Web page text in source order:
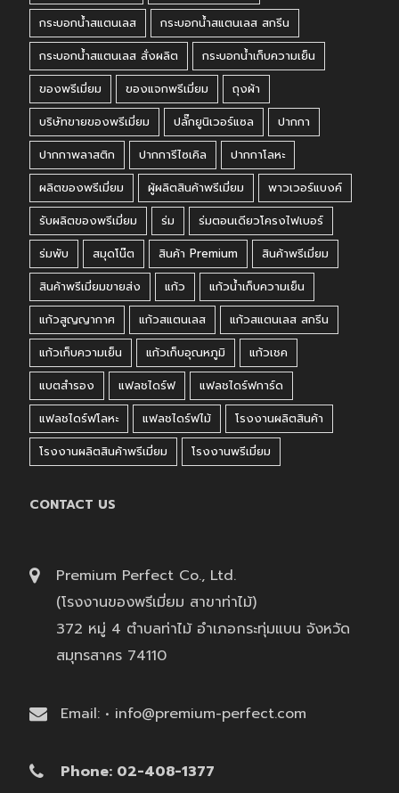
กระบอกน้ำสแตนเลส
กระบอกน้ำสแตนเลส สกรีน
กระบอกน้ำสแตนเลส สั่งผลิต
กระบอกน้ำเก็บความเย็น
ของพรีเมี่ยม
ของแจกพรีเมี่ยม
ถุงผ้า
บริษัทขายของพรีเมี่ยม
ปลั๊กยูนิเวอร์แซล
ปากกา
ปากกาพลาสติก
ปากการีไซเคิล
ปากกาโลหะ
ผลิตของพรีเมี่ยม
ผู้ผลิตสินค้าพรีเมี่ยม
พาวเวอร์แบงค์
รับผลิตของพรีเมี่ยม
ร่ม
ร่มตอนเดียวโครงไฟเบอร์
ร่มพับ
สมุดโน๊ต สินค้า Premium
สินค้าพรีเมี่ยม
สินค้าพรีเมี่ยมขายส่ง
แก้ว
แก้วน้ำเก็บความเย็น
แก้วสูญญากาศ
แก้วสแตนเลส
แก้วสแตนเลส สกรีน
แก้วเก็บความเย็น
แก้วเก็บอุณหภูมิ
แก้วเชค
แบตสำรอง
แฟลชไดร์ฟ
แฟลชไดร์ฟการ์ด
แฟลชไดร์ฟโลหะ
แฟลชไดร์ฟไม้
โรงงานผลิตสินค้า
โรงงานผลิตสินค้าพรีเมี่ยม
โรงงานพรีเมี่ยม
CONTACT US
Premium Perfect Co., Ltd.
(โรงงานของพรีเมี่ยม สาขาท่าไม้)
372 หมู่ 4 ตำบลท่าไม้ อำเภอกระทุ่มแบน จังหวัด
สมุทรสาคร 74110
Email: • info@premium-perfect.com
Phone: 02-408-1377